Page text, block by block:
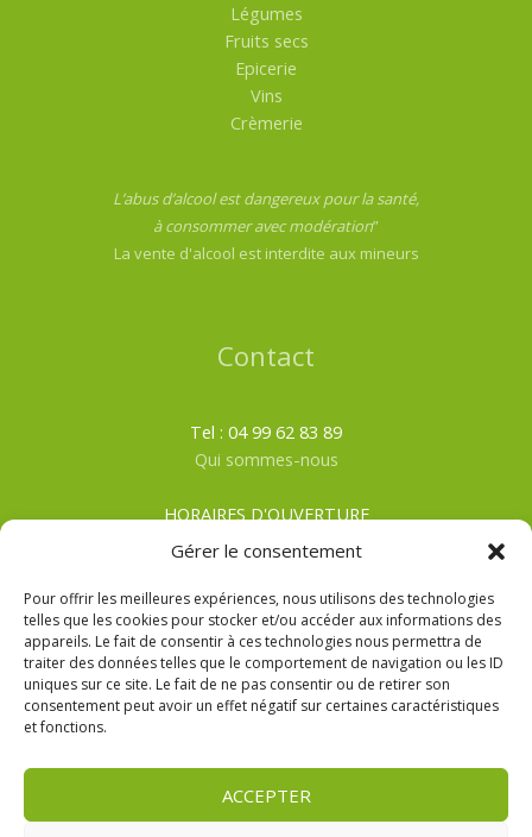
Gérer le consentement
Pour offrir les meilleures expériences, nous utilisons des technologies
telles que les cookies pour stocker et/ou accéder aux informations des
appareils. Le fait de consentir à ces technologies nous permettra de
traiter des données telles que le comportement de navigation ou les ID
uniques sur ce site. Le fait de ne pas consentir ou de retirer son
consentement peut avoir un effet négatif sur certaines caractéristiques
et fonctions.
ACCEPTER
Légumes
Fruits secs
Epicerie
Vins
Crèmerie
L’abus d’alcool est dangereux pour la santé,
à consommer avec modération”
La vente d'alcool est interdite aux mineurs
Contact
Tel : 04 99 62 83 89
Qui sommes-nous
HORAIRES D'OUVERTURE
Du lundi au samedi
HIVER: De 8h00 à 19h00
CGV
Mentions Légales
Politique de confidentialité